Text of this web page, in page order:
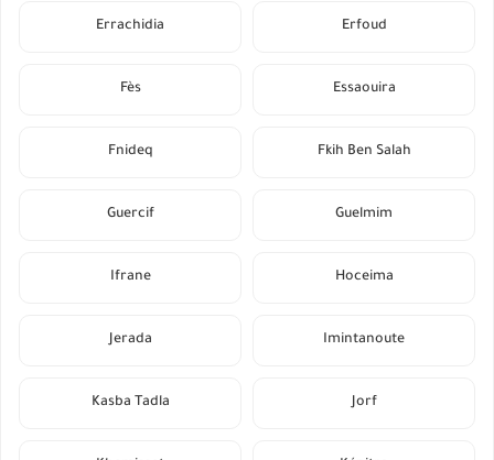
Erfoud
Errachidia
Essaouira
Fès
Fkih Ben Salah
Fnideq
Guelmim
Guercif
Hoceima
Ifrane
Imintanoute
Jerada
Jorf
Kasba Tadla